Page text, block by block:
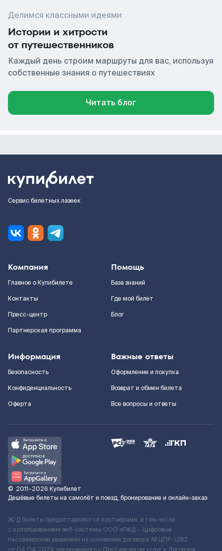
Делимся классными идеями
Истории и хитрости
от путешественников
Каждый день строим маршруты для вас, используя
собственные знания о путешествиях
Читать блог
Сервис билетных лазеек
Компания
Главное о Купибилете
Контакты
Пресс-центр
Партнерская программа
Помощь
База знаний
Где мой билет
Блог
Информация
Безопасность
Конфиденциальность
Оферта
Важные ответы
Оформление и покупка
Возврат и обмен билета
Все вопросы и ответы
© 2011–2026 Купибилет
Дешёвые билеты на самолёт и поезд, бронирование и онлайн-заказ
Ж/Д билеты предоставляются партнёрами, в том числе
с использованием веб-системы ООО «РЖД – Цифровые
пассажирские решения» на основании договора № ЦПР-1282